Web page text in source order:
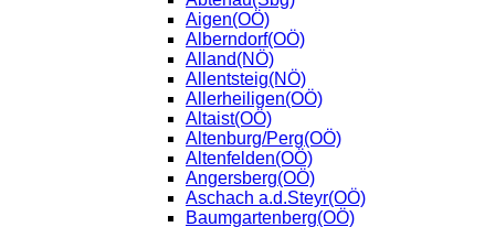
Aigen(OÖ)
Alberndorf(OÖ)
Alland(NÖ)
Allentsteig(NÖ)
Allerheiligen(OÖ)
Altaist(OÖ)
Altenburg/Perg(OÖ)
Altenfelden(OÖ)
Angersberg(OÖ)
Aschach a.d.Steyr(OÖ)
Baumgartenberg(OÖ)